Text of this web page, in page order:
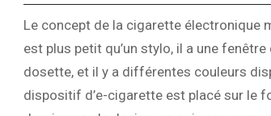
Le concept de la cigarette électronique
est plus petit qu’un stylo, il a une
dosette, et il y a différentes couleurs
dispositif d’e-cigarette est placé sur le